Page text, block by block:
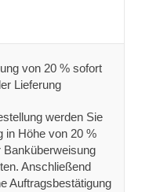
von 20 % sofort
Lieferung
werden Sie
in Höhe von 20 %
Anschließend
Auftragsbestätigung